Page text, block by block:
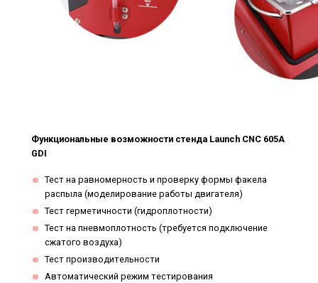
Функциональные возможности стенда Launch CNC 605A
GDI
Тест на равномерность и проверку формы факела
распыла (моделирование работы двигателя)
Тест герметичности (гидроплотности)
Тест на пневмоплотность (требуется подключение
сжатого воздуха)
Тест производительности
Автоматический режим тестирования